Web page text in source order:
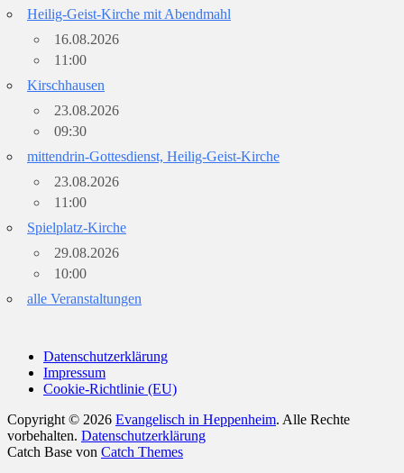
Heilig-Geist-Kirche mit Abendmahl
16.08.2026
11:00
Kirschhausen
23.08.2026
09:30
mittendrin-Gottesdienst, Heilig-Geist-Kirche
23.08.2026
11:00
Spielplatz-Kirche
29.08.2026
10:00
alle Veranstaltungen
Datenschutzerklärung
Impressum
Cookie-Richtlinie (EU)
Copyright © 2026 Evangelisch in Heppenheim. Alle Rechte
vorbehalten. Datenschutzerklärung
Catch Base von Catch Themes